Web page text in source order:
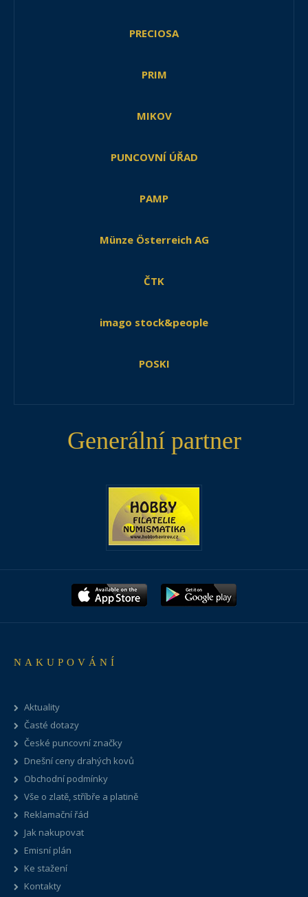
PRECIOSA
PRIM
MIKOV
PUNCOVNÍ ÚŘAD
PAMP
Münze Österreich AG
ČTK
imago stock&people
POSKI
Generální partner
NAKUPOVÁNÍ
Aktuality
Časté dotazy
České puncovní značky
Dnešní ceny drahých kovů
Obchodní podmínky
Vše o zlatě, stříbře a platině
Reklamační řád
Jak nakupovat
Emisní plán
Ke stažení
Kontakty